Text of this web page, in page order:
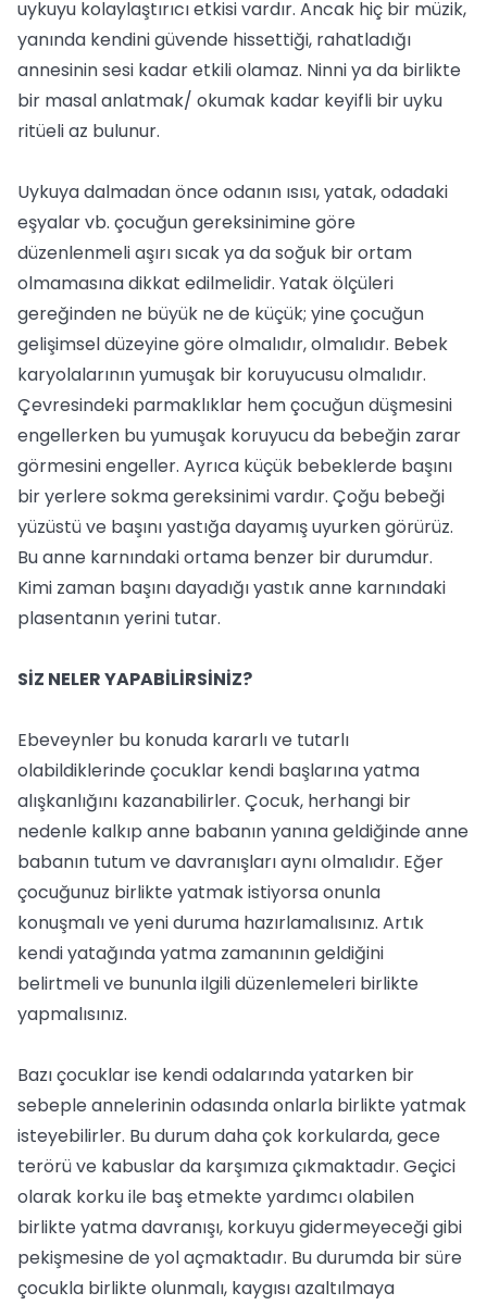
uykuyu kolaylaştırıcı etkisi vardır. Ancak hiç bir müzik,
yanında kendini güvende hissettiği, rahatladığı
annesinin sesi kadar etkili olamaz. Ninni ya da birlikte
bir masal anlatmak/ okumak kadar keyifli bir uyku
ritüeli az bulunur.
Uykuya dalmadan önce odanın ısısı, yatak, odadaki
eşyalar vb. çocuğun gereksinimine göre
düzenlenmeli aşırı sıcak ya da soğuk bir ortam
olmamasına dikkat edilmelidir. Yatak ölçüleri
gereğinden ne büyük ne de küçük; yine çocuğun
gelişimsel düzeyine göre olmalıdır, olmalıdır. Bebek
karyolalarının yumuşak bir koruyucusu olmalıdır.
Çevresindeki parmaklıklar hem çocuğun düşmesini
engellerken bu yumuşak koruyucu da bebeğin zarar
görmesini engeller. Ayrıca küçük bebeklerde başını
bir yerlere sokma gereksinimi vardır. Çoğu bebeği
yüzüstü ve başını yastığa dayamış uyurken görürüz.
Bu anne karnındaki ortama benzer bir durumdur.
Kimi zaman başını dayadığı yastık anne karnındaki
plasentanın yerini tutar.
SİZ NELER YAPABİLİRSİNİZ?
Ebeveynler bu konuda kararlı ve tutarlı
olabildiklerinde çocuklar kendi başlarına yatma
alışkanlığını kazanabilirler. Çocuk, herhangi bir
nedenle kalkıp anne babanın yanına geldiğinde anne
babanın tutum ve davranışları aynı olmalıdır. Eğer
çocuğunuz birlikte yatmak istiyorsa onunla
konuşmalı ve yeni duruma hazırlamalısınız. Artık
kendi yatağında yatma zamanının geldiğini
belirtmeli ve bununla ilgili düzenlemeleri birlikte
yapmalısınız.
Bazı çocuklar ise kendi odalarında yatarken bir
sebeple annelerinin odasında onlarla birlikte yatmak
isteyebilirler. Bu durum daha çok korkularda, gece
terörü ve kabuslar da karşımıza çıkmaktadır. Geçici
olarak korku ile baş etmekte yardımcı olabilen
birlikte yatma davranışı, korkuyu gidermeyeceği gibi
pekişmesine de yol açmaktadır. Bu durumda bir süre
çocukla birlikte olunmalı, kaygısı azaltılmaya